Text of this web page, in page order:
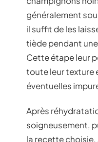
généralement
il suffit de les
tiède pendant
Cette étape leur
toute leur texture
éventuelles
Après
soigneusement,
la recette